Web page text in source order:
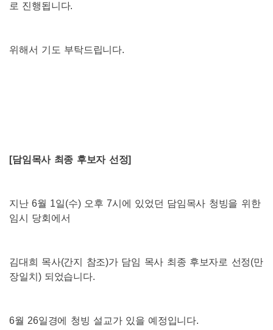
로 진행됩니다.
위해서 기도 부탁드립니다.
[담임목사 최종 후보자 선정]
지난6월 1일(수) 오후 7시에 있었던 담임목사 청빙을 위한
임시 당회에서
김대희 목사(간지 참조)가 담임 목사 최종 후보자로 선정(만
장일치 ) 되었습니다.
6월 26일경에 청빙 설교가 있을 예정입니다.